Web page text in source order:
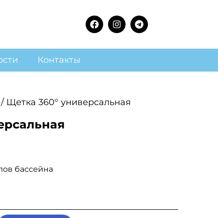
Контакты
/ Щетка 360° универсальная
бассейна